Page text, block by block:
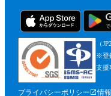
（
※登
支援
プライバシーポリシー 情